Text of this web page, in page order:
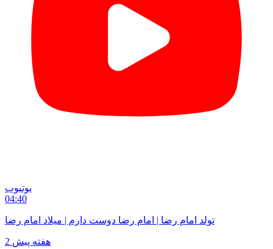
یوتیوب
04:40
تولد امام رضا | امام رضا دوست دارم | میلاد امام رضا
2 هفته پیش